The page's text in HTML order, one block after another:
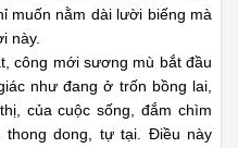
muốn nằm dài lười biếng mà
này.
công mới sương mù bắt đầu
như đang ở trốn bồng lai,
của cuộc sống, đắm chìm
thong dong, tự tại. Điều này